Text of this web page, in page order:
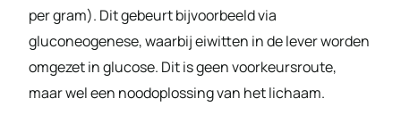
per gram). Dit gebeurt bijvoorbeeld via
gluconeogenese, waarbij eiwitten in de lever worden
omgezet in glucose. Dit is geen voorkeursroute,
maar wel een noodoplossing van het lichaam.